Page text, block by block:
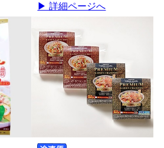
▶ 詳細ページへ